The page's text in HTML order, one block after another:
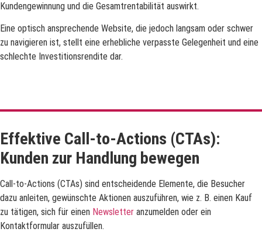
Kundengewinnung und die Gesamtrentabilität auswirkt.
Eine optisch ansprechende Website, die jedoch langsam oder schwer
zu navigieren ist, stellt eine erhebliche verpasste Gelegenheit und eine
schlechte Investitionsrendite dar.
Effektive Call-to-Actions (CTAs):
Kunden zur Handlung bewegen
Call-to-Actions (CTAs) sind entscheidende Elemente, die Besucher
dazu anleiten, gewünschte Aktionen auszuführen, wie z. B. einen Kauf
zu tätigen, sich für einen Newsletter anzumelden oder ein
Kontaktformular auszufüllen.